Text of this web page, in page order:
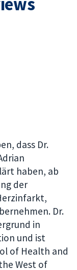
dass Dr.
haben, ab
der
Dr.
in
und ist
of Health and
West of